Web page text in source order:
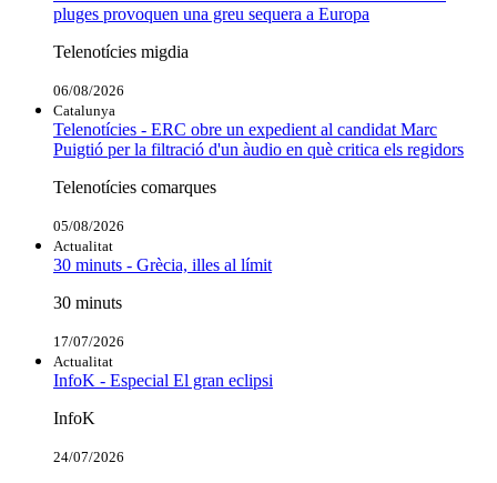
pluges provoquen una greu sequera a Europa
Telenotícies migdia
06/08/2026
Catalunya
Telenotícies - ERC obre un expedient al candidat Marc
Puigtió per la filtració d'un àudio en què critica els regidors
Telenotícies comarques
05/08/2026
Actualitat
30 minuts - Grècia, illes al límit
30 minuts
17/07/2026
Actualitat
InfoK - Especial El gran eclipsi
InfoK
24/07/2026